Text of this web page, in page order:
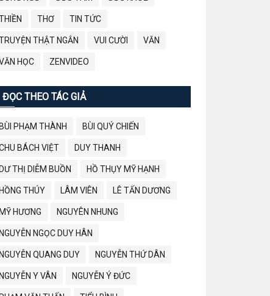
THƠ TIN TỨC
THẬT NGẮN VUI CƯỜI VĂN
HỌC ZENVIDEO
ĐỌC THEO TÁC GIẢ
BÙI PHẠM THÀNH BÙI QUÝ CHIẾN
BÁCH VIỆT DUY THANH
DƯ THỊ DIỄM BUỒN HỒ THỤY MỸ HẠNH
HỒNG THÚY LÂM VIÊN LÊ TẤN DƯƠNG
MỸ HƯƠNG NGUYÊN NHUNG
NGUYỄN NGỌC DUY HÂN
NGUYỄN QUANG DUY NGUYỄN THỨ DÂN
NGUYỄN Y VÂN NGUYỄN Ý ĐỨC